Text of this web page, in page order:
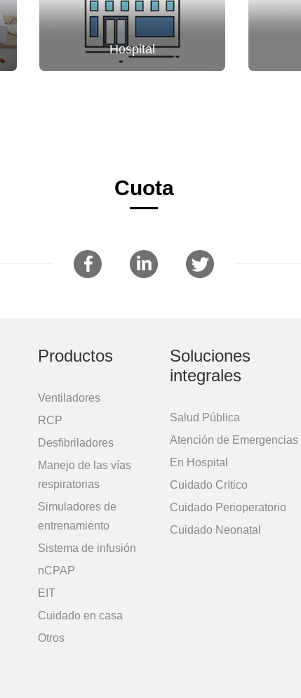
Hospital
Cuota
Productos
Ventiladores
RCP
Desfibriladores
Manejo de las vías
respiratorias
Simuladores de
entrenamiento
Sistema de infusión
nCPAP
EIT
Cuidado en casa
Otros
Soluciones
integrales
Salud Pública
Atención de Emergencias
En Hospital
Cuidado Crítico
Cuidado Perioperatorio
Cuidado Neonatal